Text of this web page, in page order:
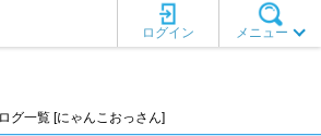
メニュー
ログイン
グ一覧 [にゃんこおっさん]